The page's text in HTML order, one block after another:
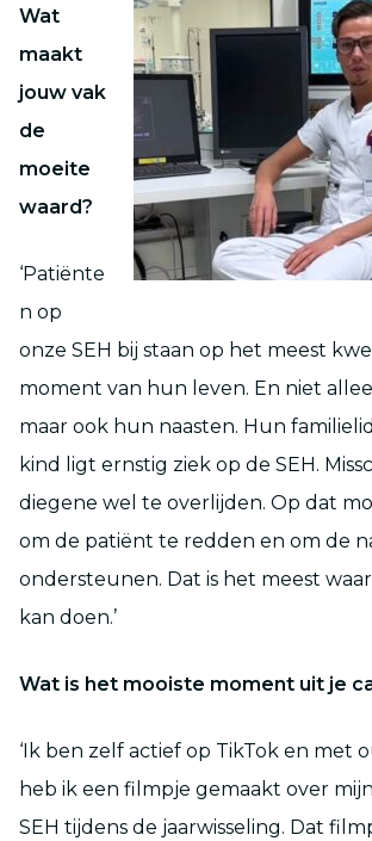
Wat
maakt
jouw vak
de
moeite
waard?
‘Patiënte
n op
onze SEH bij staan op het meest
moment van hun leven. En niet
maar ook hun naasten. Hun
kind ligt ernstig ziek op de SEH.
diegene wel te overlijden. Op dat
om de patiënt te redden en om de
ondersteunen. Dat is het meest
kan doen.’
Wat is het mooiste moment uit je
‘Ik ben zelf actief op TikTok en met
heb ik een filmpje gemaakt over
SEH tijdens de jaarwisseling. Dat